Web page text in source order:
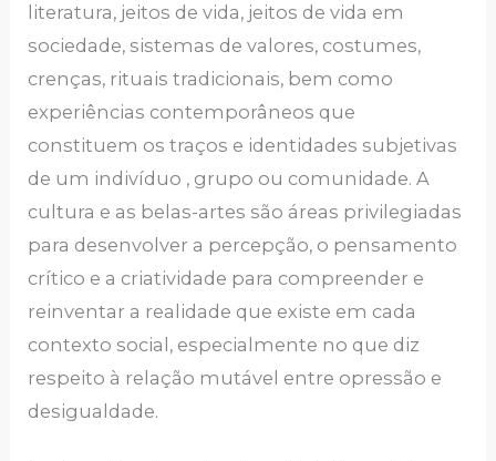
literatura, jeitos de vida, jeitos de vida em
sociedade, sistemas de valores, costumes,
crenças, rituais tradicionais, bem como
experiências contemporâneos que
constituem os traços e identidades subjetivas
de um indivíduo , grupo ou comunidade. A
cultura e as belas-artes são áreas privilegiadas
para desenvolver a percepção, o pensamento
crítico e a criatividade para compreender e
reinventar a realidade que existe em cada
contexto social, especialmente no que diz
respeito à relação mutável entre opressão e
desigualdade.